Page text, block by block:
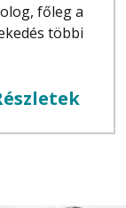
főleg a
többi